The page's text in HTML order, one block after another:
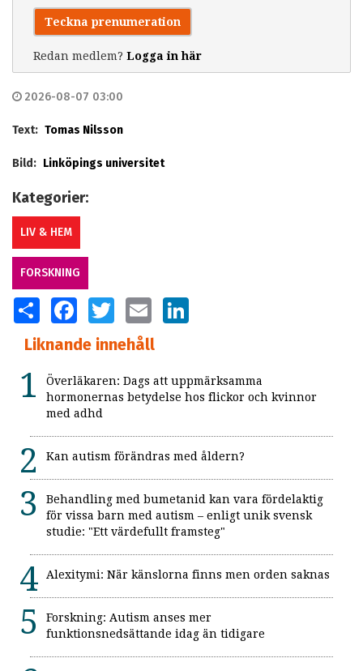
Teckna prenumeration
Redan medlem? Logga in här
2026-08-07 03:00
Text: Tomas Nilsson
Bild: Linköpings universitet
Kategorier:
LIV & HEM
FORSKNING
SHARE FACEBOOKTWITTER EMAIL
Liknande innehåll
Överläkaren: Dags att uppmärksamma
hormonernas betydelse hos flickor och kvinnor
med adhd
Kan autism förändras med åldern?
Behandling med bumetanid kan vara fördelaktig
för vissa barn med autism – enligt unik svensk
studie: "Ett värdefullt framsteg"
Alexitymi: När känslorna finns men orden saknas
Forskning: Autism anses mer
funktionsnedsättande idag än tidigare